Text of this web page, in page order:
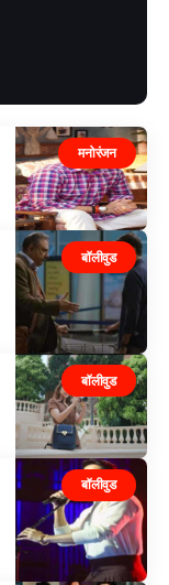
मनोरंजन
बॉलीवुड
बॉलीवुड
बॉलीवुड